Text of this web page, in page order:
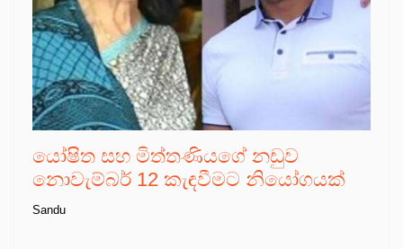
යෝෂිත සහ මිත්තණියගේ නඩුව
නොවැම්බර් 12 කැඳවීමට නියෝගයක්
Sandu